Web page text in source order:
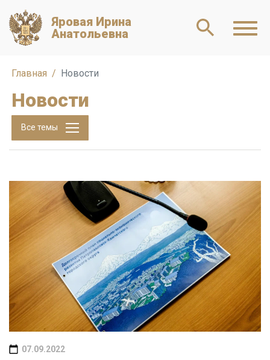
Яровая Ирина
Анатольевна
Главная Новости
Новости
Все темы
07.09.2022